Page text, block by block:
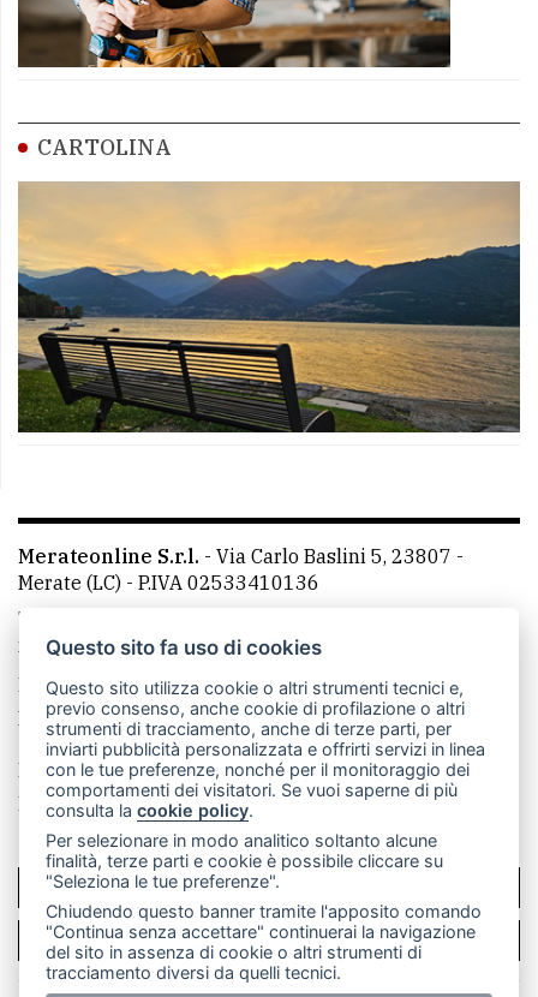
CARTOLINA
Merateonline S.r.l. - Via Carlo Baslini 5, 23807 -
Merate (LC) - P.IVA 02533410136
Telefono:
mail: redazione@leccoonline.com
La redazione
MerateOnline CasateOnline
RSS
Made by VIP
Privacy policy
Cookie policy
Rivedi le tue scelte sui cookie
SCRIVICI
PER LA TUA PUBBLICITÀ
Questo sito fa uso di cookies
Questo sito utilizza cookie o altri strumenti tecnici e,
previo consenso, anche cookie di profilazione o altri
strumenti di tracciamento, anche di terze parti, per
inviarti pubblicità personalizzata e offrirti servizi in linea
con le tue preferenze, nonché per il monitoraggio dei
comportamenti dei visitatori. Se vuoi saperne di più
consulta lacookie policy.
Per selezionare in modo analitico soltanto alcune
finalità, terze parti e cookie è possibile cliccare su
"Seleziona le tue preferenze".
Chiudendo questo banner tramite l'apposito comando
"Continua senza accettare" continuerai la navigazione
del sito in assenza di cookie o altri strumenti di
tracciamento diversi da quelli tecnici.